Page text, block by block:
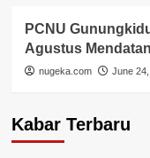
PCNU
Agustus
nugeka.com June
Kabar Terbaru